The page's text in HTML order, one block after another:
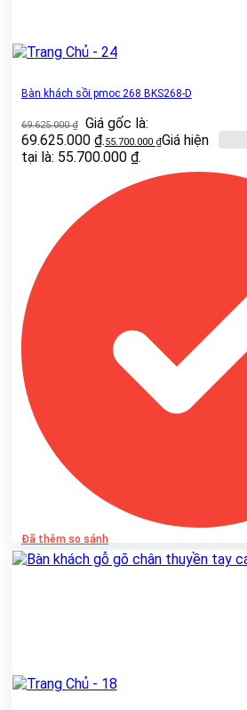
Bàn khách sồi pmoc 268 BKS268-D
69.625.000₫
Giá gốc là:
69.625.000 ₫.55.700.000 ₫Giá hiện
tại là: 55.700.000 ₫.
Đã thêm so sánh